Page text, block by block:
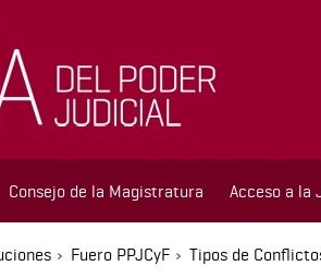
Consejo de la Magistratura Acceso a la
Fuero PPJCyF Tipos de